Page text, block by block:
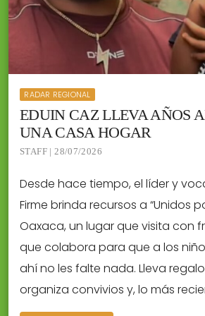
RADAR REGIONAL
EDUIN CAZ LLEVA AÑOS
UNA CASA HOGAR
STAFF | 28/07/2026
Desde hace tiempo, el líder y
Firme brinda recursos a “Unidos
Oaxaca, un lugar que visita con
que colabora para que a los
ahí no les falte nada. Lleva
organiza convivios y, lo más